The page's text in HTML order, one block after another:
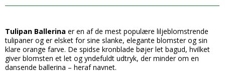
Tulipan Ballerina er en af de mest populære liljeblomstrende
tulipaner og er elsket for sine slanke, elegante blomster og sin
klare orange farve. De spidse kronblade bøjer let bagud, hvilket
giver blomsten et let og yndefuldt udtryk, der minder om en
dansende ballerina – heraf navnet.